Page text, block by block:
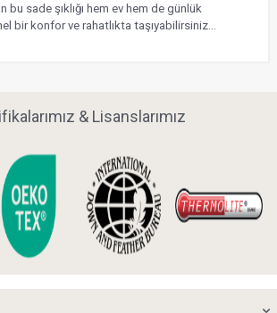
sade şıklığı hem ev hem de günlük
bir konfor ve rahatlıkta taşıyabilirsiniz…
& Lisanslarımız